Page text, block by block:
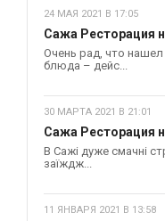
24 МАЯ 2021 В 17:05
Сажа Ресторация
Очень рад, что
блюда – дейс...
30 МАРТА 2021 В 21:01
Сажа Ресторация
В Сажі дуже смачні
заїждж...
11 ЯНВАРЯ 2021 В 13:58